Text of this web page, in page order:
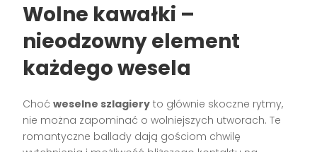
Wolne kawałki –
nieodzowny element
każdego wesela
Choćweselne szlagiery to głównie skoczne rytmy,
nie można zapominać o wolniejszych utworach. Te
romantyczne ballady dają gościom chwilę